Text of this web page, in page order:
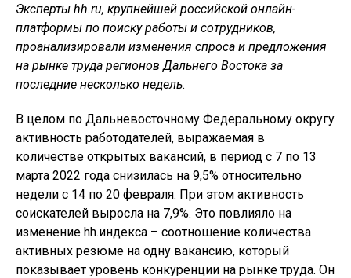
Эксперты hh.ru, крупнейшей российской онлайн-
платформы по поиску работы и сотрудников,
проанализировали изменения спроса и предложения
на рынке труда регионов Дальнего Востока за
последние несколько недель.
В целом по Дальневосточному Федеральному округу
активность работодателей, выражаемая в
количестве открытых вакансий, в период с 7 по 13
марта 2022 года снизилась на 9,5% относительно
недели с 14 по 20 февраля. При этом активность
соискателей выросла на 7,9%. Это повлияло на
изменение hh.индекса – соотношение количества
активных резюме на одну вакансию, который
показывает уровень конкуренции на рынке труда. Он